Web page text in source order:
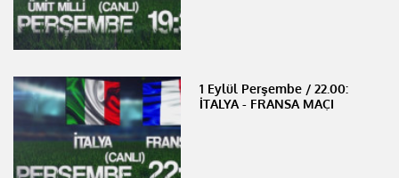
1 Eylül Perşembe / 22.00:
İTALYA - FRANSA MAÇI